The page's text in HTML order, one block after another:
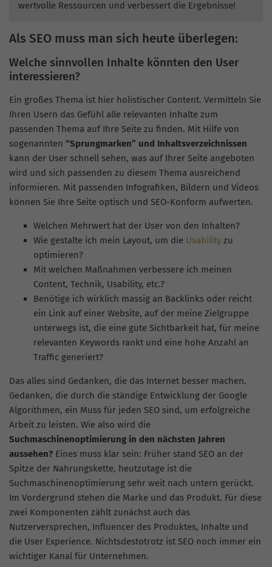
wertvolle Ressourcen und verbessert die Ergebnisse!
Als SEO muss man sich heute überlegen:
Welche sinnvollen Inhalte könnten den User
interessieren?
Ein großes Thema ist hier holistischer Content. Vermitteln Sie
Ihren Usern das Gefühl alle relevanten Inhalte zum
passenden Thema auf Ihre Seite zu finden. Mit Hilfe von
sogenannten “Sprungmarken” und Inhaltsverzeichnissen
kann der User schnell sehen, was auf Ihrer Seite angeboten
wird und sich passenden zu diesem Thema ausreichend
informieren. Mit passenden Infografiken, Bildern und Videos
können Sie Ihre Seite optisch und SEO-Konform aufwerten.
Welchen Mehrwert hat der User von den Inhalten?
Wie gestalte ich mein Layout, um die Usability zu
optimieren?
Mit welchen Maßnahmen verbessere ich meinen
Content, Technik, Usability, etc.?
Benötige ich wirklich massig an Backlinks oder reicht
ein Link auf einer Website, auf der meine Zielgruppe
unterwegs ist, die eine gute Sichtbarkeit hat, für meine
relevanten Keywords rankt und eine hohe Anzahl an
Traffic generiert?
Das alles sind Gedanken, die das Internet besser machen.
Gedanken, die durch die ständige Entwicklung der Google
Algorithmen, ein Muss für jeden SEO sind, um erfolgreiche
Arbeit zu leisten. Wie also wird die
Suchmaschinenoptimierung in den nächsten Jahren
aussehen? Eines muss klar sein: Früher stand SEO an der
Spitze der Nahrungskette, heutzutage ist die
Suchmaschinenoptimierung sehr weit nach untern gerückt.
Im Vordergrund stehen die Marke und das Produkt. Für diese
zwei Komponenten zählt zunächst auch das
Nutzerversprechen, Influencer des Produktes, Inhalte und
die User Experience. Nichtsdestotrotz ist SEO noch immer ein
wichtiger Kanal für Unternehmen.